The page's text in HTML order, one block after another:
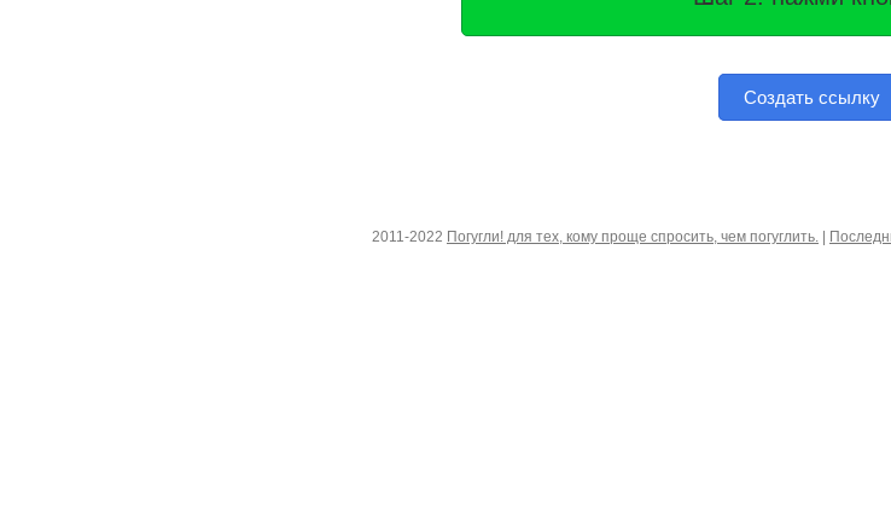
Создать ссылку
2011-2022 Погугли! для тех, кому проще спросить, чем погуглить.